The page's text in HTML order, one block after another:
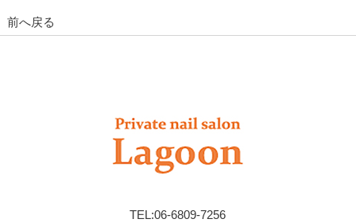
前へ戻る
TEL:06-6809-7256